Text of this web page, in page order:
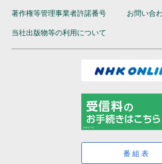
著作権等管理事業者許諾番号 お問い合
当社出版物等の利用について
番組表